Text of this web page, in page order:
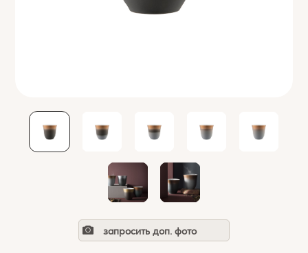
запросить доп. фото